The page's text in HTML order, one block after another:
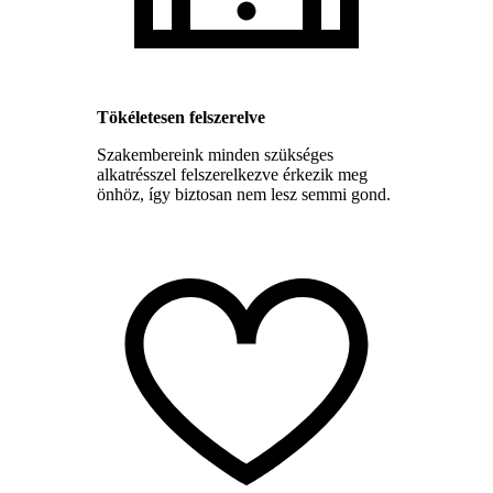
Tökéletesen felszerelve
Szakembereink minden szükséges
alkatrésszel felszerelkezve érkezik meg
önhöz, így biztosan nem lesz semmi gond.